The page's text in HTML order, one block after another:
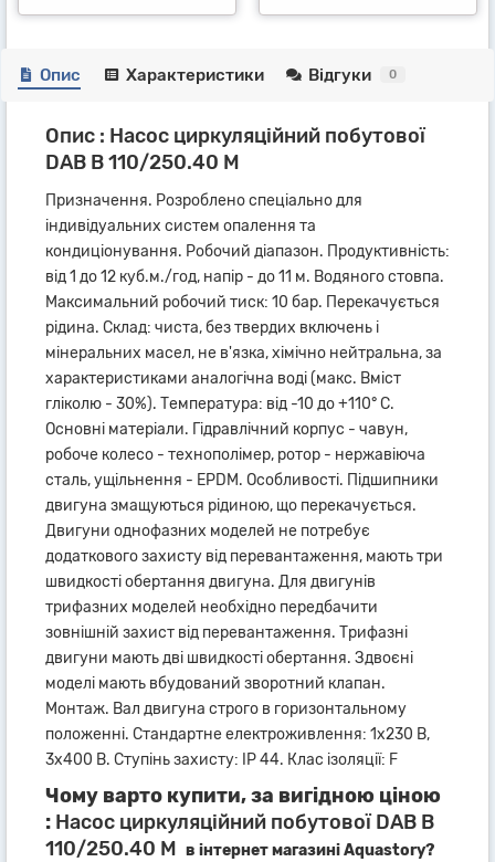
Опис Характеристики Відгуки 0
Опис : Насос циркуляційний побутової
DAB B 110/250.40 M
Призначення. Розроблено спеціально для
індивідуальних систем опалення та
кондиціонування. Робочий діапазон. Продуктивність:
від 1 до 12 куб.м./год, напір - до 11 м. Водяного стовпа.
Максимальний робочий тиск: 10 бар. Перекачується
рідина. Склад: чиста, без твердих включень і
мінеральних масел, не в'язка, хімічно нейтральна, за
характеристиками аналогічна воді (макс. Вміст
гліколю - 30%). Температура: від -10 до +110° С.
Основні матеріали. Гідравлічний корпус - чавун,
робоче колесо - технополімер, ротор - нержавіюча
сталь, ущільнення - EPDM. Особливості. Підшипники
двигуна змащуються рідиною, що перекачується.
Двигуни однофазних моделей не потребує
додаткового захисту від перевантаження, мають три
швидкості обертання двигуна. Для двигунів
трифазних моделей необхідно передбачити
зовнішній захист від перевантаження. Трифазні
двигуни мають дві швидкості обертання. Здвоєні
моделі мають вбудований зворотний клапан.
Монтаж. Вал двигуна строго в горизонтальному
положенні. Стандартне електроживлення: 1x230 В,
3x400 В. Ступінь захисту: IP 44. Клас ізоляції: F
Чому варто купити, за вигідною ціною
: Насос циркуляційний побутової DAB B
110/250.40 M в інтернет магазині Aquastory?